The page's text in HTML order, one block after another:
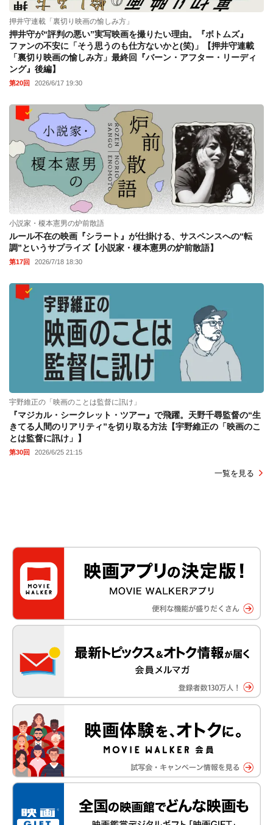
押井守連載「裏切り映画の愉しみ方」
押井守が“評判の悪い”実写映画を撮りたい理由。『ボトムズ』
ファンの不安に「そう思うのも仕方ないかと(笑)」【押井守連載
「裏切り映画の愉しみ方」最終回『バーン・アフター・リーディ
ング』後編】
第20回 2026/6/17 19:30
小説家・榎本憲男の炉前散語
ルール不在の映画『シラート』が仕掛ける、サスペンスへの“転
調”というサプライズ【小説家・榎本憲男の炉前散語】
第17回 2026/7/18 18:30
宇野維正の「映画のことは監督に訊け」
『マジカル・シークレット・ツアー』で飛躍。天野千尋監督の“生
きてる人間のリアリティ”を切り取る方法【宇野維正の「映画のこ
とは監督に訊け」】
第30回 2026/6/25 21:15
一覧を見る